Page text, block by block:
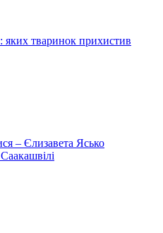
яких тваринок прихистив
– Єлизавета Ясько